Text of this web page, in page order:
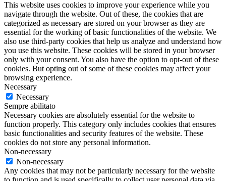
This website uses cookies to improve your experience while you
navigate through the website. Out of these, the cookies that are
categorized as necessary are stored on your browser as they are
essential for the working of basic functionalities of the website. We
also use third-party cookies that help us analyze and understand how
you use this website. These cookies will be stored in your browser
only with your consent. You also have the option to opt-out of these
cookies. But opting out of some of these cookies may affect your
browsing experience.
Necessary
Necessary
Sempre abilitato
Necessary cookies are absolutely essential for the website to
function properly. This category only includes cookies that ensures
basic functionalities and security features of the website. These
cookies do not store any personal information.
Non-necessary
Non-necessary
Any cookies that may not be particularly necessary for the website